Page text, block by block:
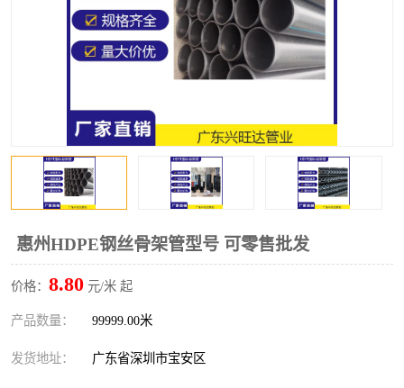
惠州HDPE钢丝骨架管型号 可零售批发
价格： 8.80 元/米 起
产品数量： 99999.00米
发货地址： 广东省深圳市宝安区
联塑PE管 联塑家装红蓝线管